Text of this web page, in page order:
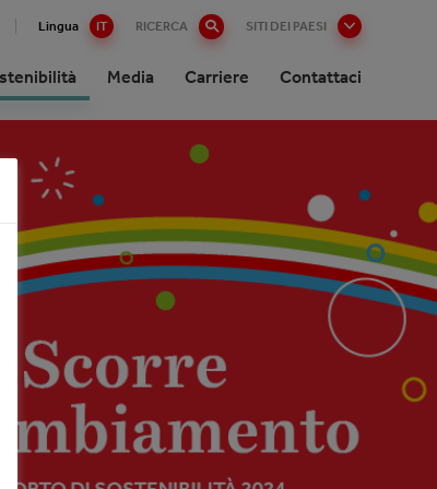
Lingua IT RICERCA SITI DEI PAESI
Media Carriere Contattaci